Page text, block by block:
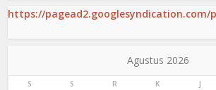
https://pagead2.googlesyndication.com/
Agustus 2026
S S R K J